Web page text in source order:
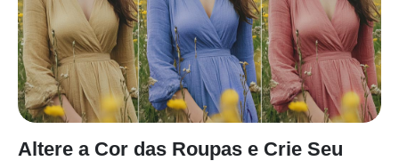
Altere a Cor das Roupas e Crie Seu